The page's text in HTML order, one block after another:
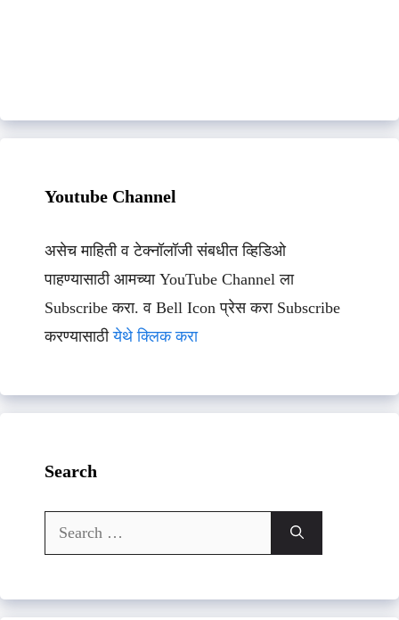
Youtube Channel
असेच माहिती व टेक्नॉलॉजी संबधीत व्हिडिओ
पाहण्यासाठी आमच्या YouTube Channel ला
Subscribe करा. व Bell Icon प्रेस करा Subscribe
करण्यासाठीयेथे क्लिक करा
Search
Search
for: